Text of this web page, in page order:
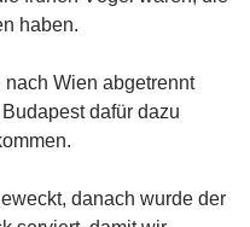
haben.
Wien abgetrennt
dafür dazu
danach wurde der